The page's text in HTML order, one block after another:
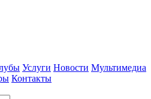
Услуги Новости Мультимедиа
Контакты